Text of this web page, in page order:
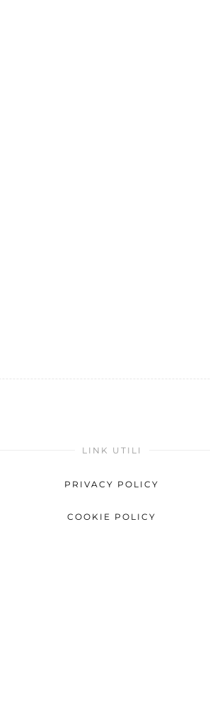
LINK UTILI
PRIVACY POLICY
COOKIE POLICY